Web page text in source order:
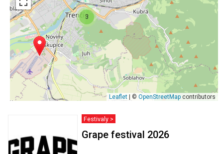
3
Leaflet | © OpenStreetMap contributors
Festivaly >
Grape festival 2026